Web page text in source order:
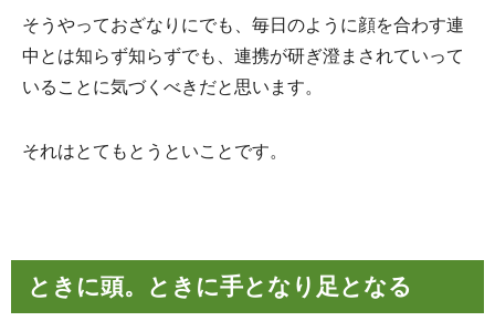
そうやっておざなりにでも、毎日のように顔を合わす連
中とは知らず知らずでも、連携が研ぎ澄まされていって
いることに気づくべきだと思います。
それはとてもとうといことです。
ときに頭。ときに手となり足となる